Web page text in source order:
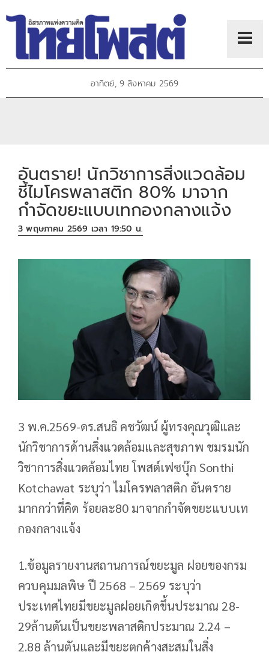
อาทิตย์, 9 สิงหาคม 2569
อันตราย! นักวิชาการสิ่งแวดล้อม
ชี้ไมโครพลาสติก 80% มาจาก
กำจัดขยะแบบเทกองกลางแจ้ง
3 พฤษภาคม 2569 เวลา 19:50 น.
3 พ.ค.2569-ดร.สนธิ คชวัฒน์ ผู้ทรงคุณวุฒิและ
นักวิชาการด้านสิ่งแวดล้อมและสุขภาพ ชมรมนัก
วิชาการสิ่งแวดล้อมไทย โพสต์เฟซบุ๊ก Sonthi
Kotchawat ระบุว่า ไมโครพลาสติก อันตราย
มากกว่าที่คิด ร้อยละ80 มาจากกำจัดขยะแบบเท
กองกลางแจ้ง
1.ข้อมูลรายงานสถานการณ์ขยะมูล ฝอยของกรม
ควบคุมมลพิษ ปี 2568 – 2569 ระบุว่า
ประเทศไทยมีขยะมูลฝอยเกิดขึ้นประมาณ 28-
29ล้านตันเป็นขยะพลาสติกประมาณ 2.24 –
2.88 ล้านตันและมีขยะตกค้างสะสมในสิ่ง